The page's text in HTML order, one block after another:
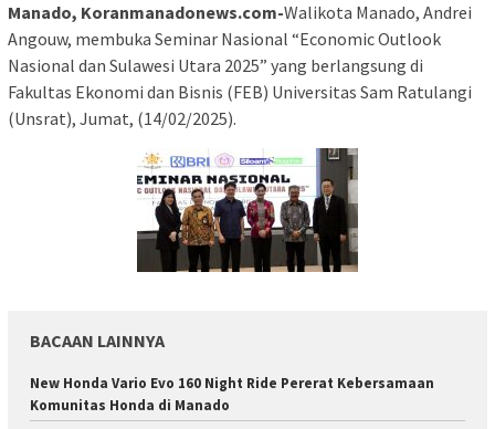
Manado, Koranmanadonews.com-Walikota Manado, Andrei
Angouw, membuka Seminar Nasional “Economic Outlook
Nasional dan Sulawesi Utara 2025” yang berlangsung di
Fakultas Ekonomi dan Bisnis (FEB) Universitas Sam Ratulangi
(Unsrat), Jumat, (14/02/2025).
BACAAN LAINNYA
New Honda Vario Evo 160 Night Ride Pererat Kebersamaan
Komunitas Honda di Manado